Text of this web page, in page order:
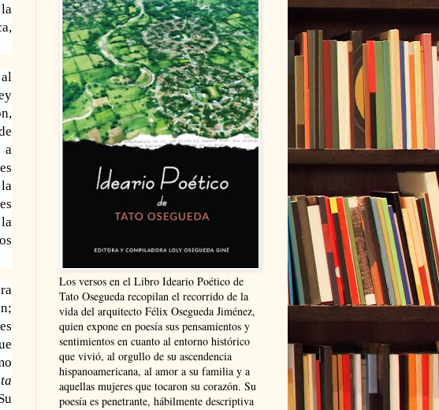
a
Los versos en el Libro Ideario Poético de
Tato Osegueda recopilan el recorrido de la
vida del arquitecto Félix Osegueda Jiménez,
quien expone en poesía sus pensamientos y
sentimientos en cuanto al entorno histórico
que vivió, al orgullo de su ascendencia
hispanoamericana, al amor a su familia y a
aquellas mujeres que tocaron su corazón. Su
poesía es penetrante, hábilmente descriptiva